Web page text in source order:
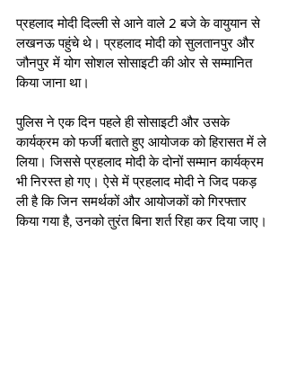
प्रहलाद मोदी दिल्ली से आने वाले 2 बजे के वायुयान से
लखनऊ पहुंचे थे। प्रहलाद मोदी को सुलतानपुर और
जौनपुर में योग सोशल सोसाइटी की ओर से सम्मानित
किया जाना था।
पुलिस ने एक दिन पहले ही सोसाइटी और उसके
कार्यक्रम को फर्जी बताते हुए आयोजक को हिरासत में ले
लिया। जिससे प्रहलाद मोदी के दोनों सम्मान कार्यक्रम
भी निरस्त हो गए। ऐसे में प्रहलाद मोदी ने जिद पकड़
ली है कि जिन समर्थकों और आयोजकों को गिरफ्तार
किया गया है, उनको तुरंत बिना शर्त रिहा कर दिया जाए।